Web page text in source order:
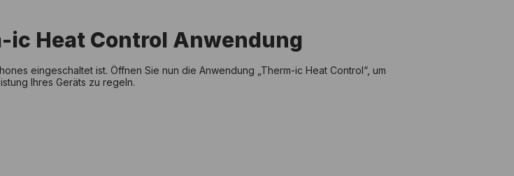
ic Heat Control Anwendung
eingeschaltet ist. Öffnen Sie nun die Anwendung „Therm-ic Heat Control“, um
Ihres Geräts zu regeln.